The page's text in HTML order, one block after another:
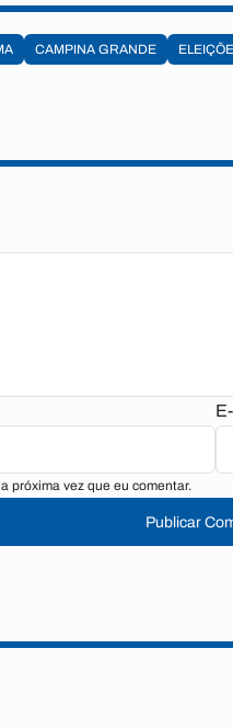
CAMPINA GRANDE
próxima vez que eu comentar.
Publicar